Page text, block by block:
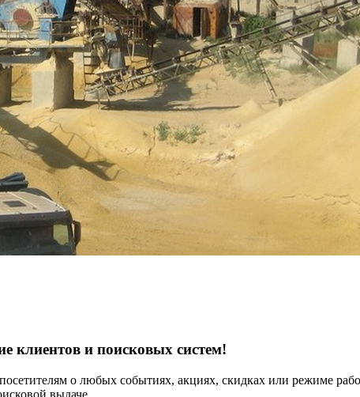
клиентов и поисковых систем!
о любых событиях, акциях, скидках или режиме
выдаче.